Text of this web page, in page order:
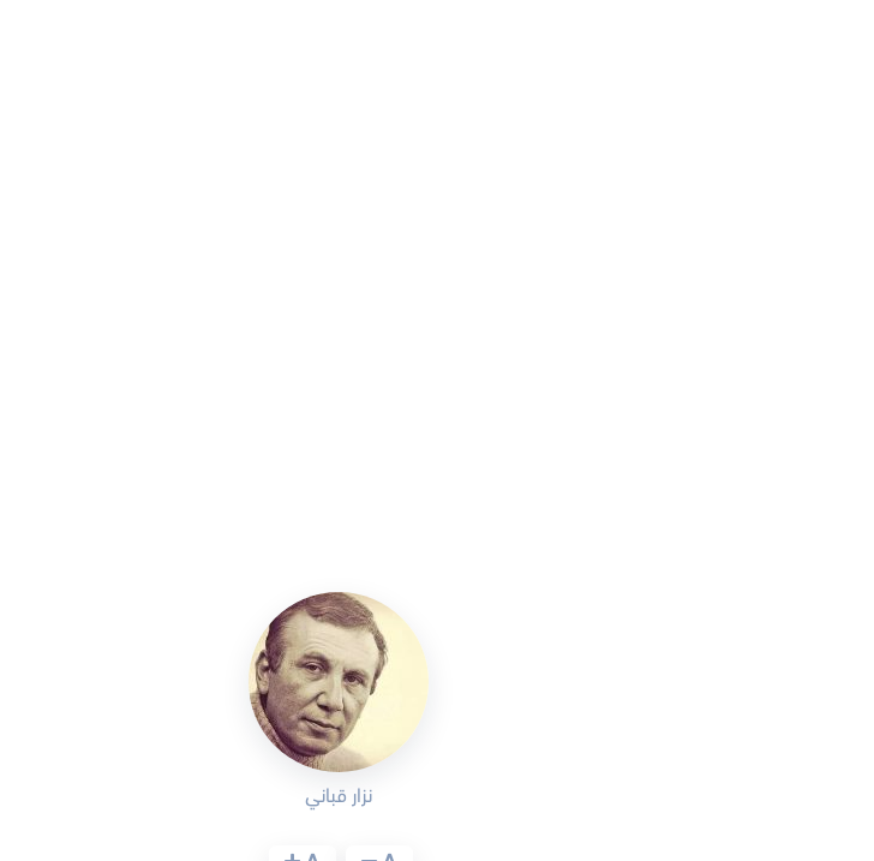
نزار قباني